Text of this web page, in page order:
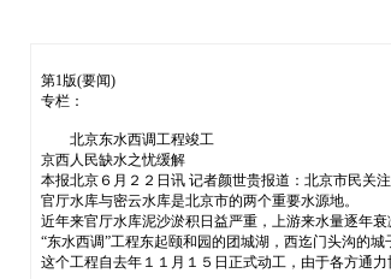
第1版(要闻)
专栏：
北京东水西调工程竣工
京西人民缺水之忧缓解
本报北京６月２２日讯 记者颜世贵报道：北京市民关
官厅水库与密云水库是北京市的两个重要水源地。
近年来官厅水库泥沙淤积日益严重，上游来水量逐年
“东水西调”工程东起颐和园的团城湖，西迄门头沟的
这个工程自去年１１月１５日正式动工，由于各方通